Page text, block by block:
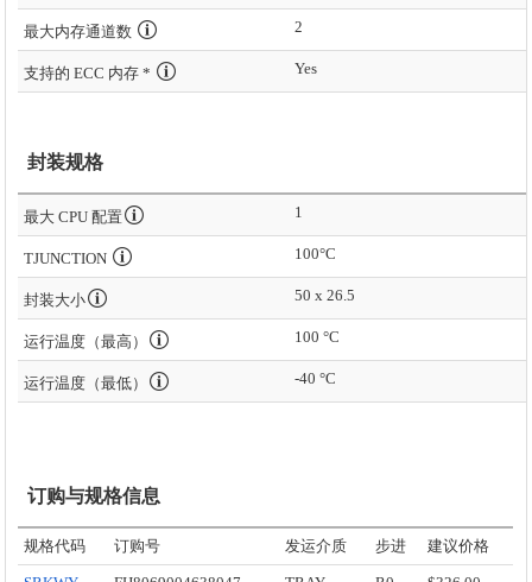
最大内存通道数 2
支持的 ECC 内存 * Yes
封装规格
最大 CPU 配置 1
TJUNCTION 100°C
封装大小 50 x 26.5
运行温度（最高） 100 °C
运行温度（最低） -40 °C
订购与规格信息
规格代码 订购号 发运介质 步进 建议价格